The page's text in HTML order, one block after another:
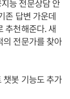
능 전문상담 안
존 답변 가운데
추천해준다. 새
의 전문가를 찾아
봇 기능도 추가